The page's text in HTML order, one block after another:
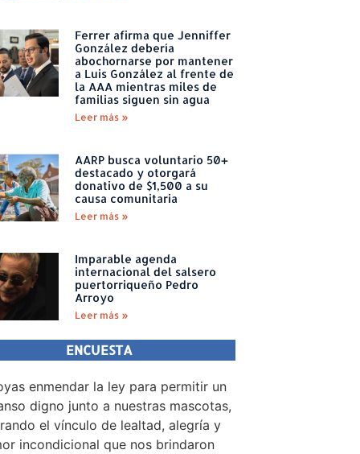
Ferrer afirma que Jenniffer
González debería
abochornarse por mantener
a Luis González al frente de
la AAA mientras miles de
familias siguen sin agua
Leer más »
AARP busca voluntario 50+
destacado y otorgará
donativo de $1,500 a su
causa comunitaria
Leer más »
Imparable agenda
internacional del salsero
puertorriqueño Pedro
Arroyo
Leer más »
ENCUESTA
enmendar la ley para permitir un
digno junto a nuestras mascotas,
el vínculo de lealtad, alegría y
incondicional que nos brindaron